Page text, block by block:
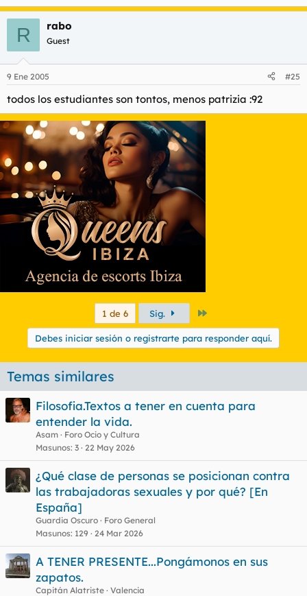
R rabo
Guest
9 Ene 2005 #25
todos los estudiantes son tontos, menos patrizia :92
1 de 6 Sig.
Debes iniciar sesión o registrarte para responder aquí.
Temas similares
Filosofia.Textos a tener en cuenta para
entender la vida.
Asam
Foro Ocio y Cultura
Masunos 3 22 May 2026
¿Qué clase de personas se posicionan contra
las trabajadoras sexuales y por qué? [En
España]
Guardia Oscuro
Foro General
Masunos 129 24 Mar 2026
A TENER PRESENTE...Pongámonos en sus
zapatos.
Capitán Alatriste Valencia